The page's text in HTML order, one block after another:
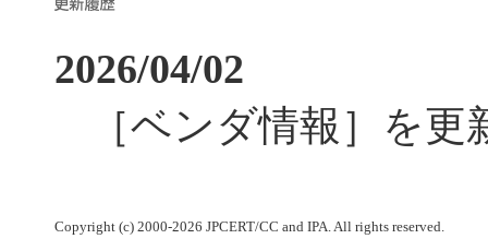
2026/04/02
［ベンダ情報］を更
Copyright (c) 2000-2026 JPCERT/CC and IPA. All rights reserved.